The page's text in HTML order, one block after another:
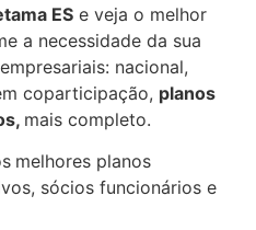
ES e veja o melhor
a necessidade da sua
nacional,
coparticipação, planos
mais completo.
melhores planos
sócios funcionários e